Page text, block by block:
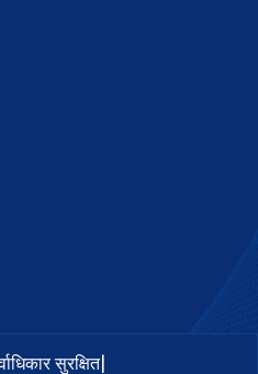
सुरक्षित|